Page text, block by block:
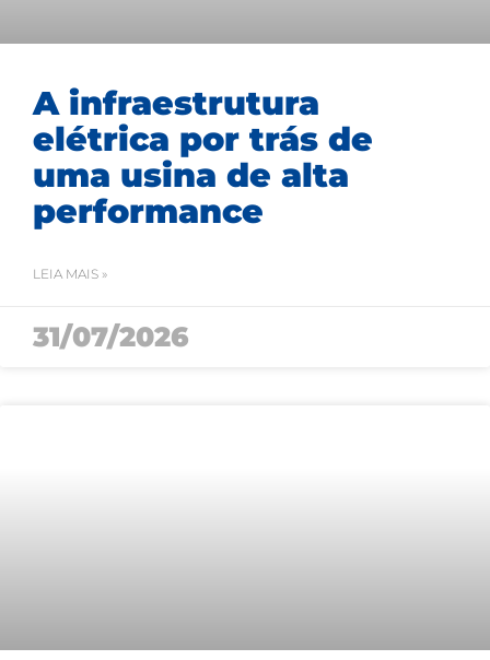
A infraestrutura
elétrica por trás de
uma usina de alta
performance
LEIA MAIS »
31/07/2026